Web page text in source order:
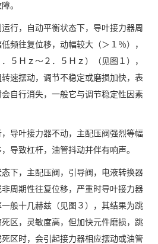
。
，自动平衡状态下，导叶接力器周
频往复位移，动幅较大（＞１％），
５Ｈｚ～２．５Ｈｚ）（见图１），
速摆动，调节不稳定或磨损加快，表
自行消失，一般它与调节稳定性因素
叶接力器不动，主配压阀强烈等幅
导致杠杆，油管抖动并伴有响声。
，主配压阀，引导阀，电液转换器
周期性往复位移，严重时导叶接力器
般十几赫兹（见图３），其结果为跳
区，灵敏度高，但加快元件磨损，跳
区时，会引起接力器相应摆动或油管